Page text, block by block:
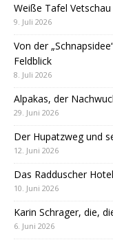
Weiße Tafel Vetschau
9. Juli 2026
Von der
Feldblick
8. Juli 2026
Alpakas, der
29. Juni 2026
Der Hupatzweg und
12. Juni 2026
Das Radduscher
10. Juni 2026
Karin Schrager, die,
6. Juni 2026